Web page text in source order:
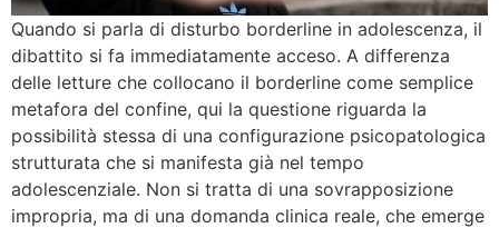
Quando si parla di disturbo borderline in adolescenza, il
dibattito si fa immediatamente acceso. A differenza
delle letture che collocano il borderline come semplice
metafora del confine, qui la questione riguarda la
possibilità stessa di una configurazione psicopatologica
strutturata che si manifesta già nel tempo
adolescenziale. Non si tratta di una sovrapposizione
impropria, ma di una domanda clinica reale, che emerge